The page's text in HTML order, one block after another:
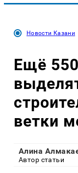
Новости Казани
Ещё
ветки
Алина
Автор статьи